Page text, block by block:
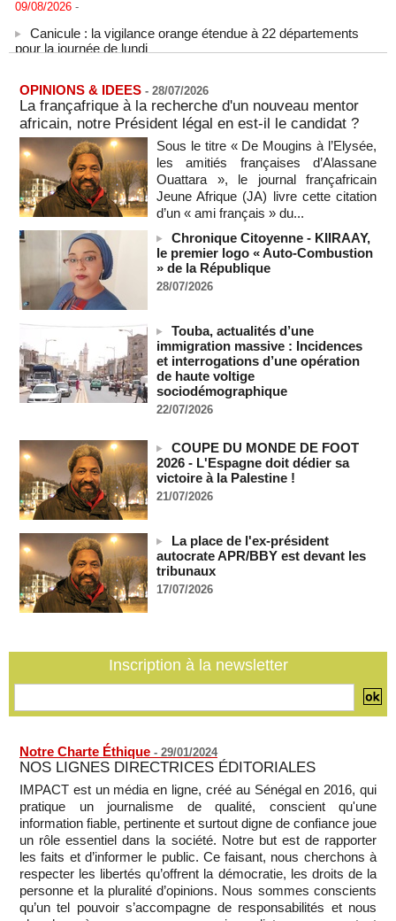
pour la journée de lundi
09/08/2026 -
Biden s’est aggravé, annonce son fils
09/08/2026 -
Des échanges de frappes font cinq morts en Ukraine et en
Russie
09/08/2026 -
L'Iran exige pour rouvrir Ormuz que les Etats-Unis acceptent
"toutes" ses conditions
Iran : « aucune négociation directe » en cours avec les
États-Unis
09/08/2026 -
Chine : plus d’un million de personnes évacuées avant
l’arrivée du typhon Dolphin
09/08/2026
un ancien colistier du Rassemblement national écroué pour
le meurtre présumé de son ex-compagne
09/08/2026 -
Sahel, l’enjeu n’est pas la lutte pour la démocratie mais la
résistance à des puissances décidées à semer le chaos »
(Partie 2 & fin)
09/08/2026 -MOMAR DIENG
Les Émirats arabes unis annoncent que l'Iran a ciblé l'un de
leurs navires avec un missile dans le détroit d'Ormuz
08/08/2026 -
Le bilan des décès liés à la « migration massive » vers
Ceuta s'élève désormais à 14 personnes, selon une autorité
marocaine :
08/08/2026 -
08/08/2026 -MOMO ALADJI
SENEGAL - Les Unes de la presse quotidienne du 8/9 août
08/08/2026 -MOMO ALADJI
OPINIONS & IDEES - 28/07/2026
La françafrique à la recherche d'un nouveau mentor
africain, notre Président légal en est-il le candidat ?
Sous le titre « De Mougins à l’Elysée,
les amitiés françaises d’Alassane
Ouattara », le journal françafricain
Jeune Afrique (JA) livre cette citation
d’un « ami français » du...
Chronique Citoyenne - KIIRAAY,
le premier logo « Auto-Combustion
» de la République
28/07/2026
Touba, actualités d’une
immigration massive : Incidences
et interrogations d’une opération
de haute voltige
sociodémographique
22/07/2026
COUPE DU MONDE DE FOOT
2026 - L'Espagne doit dédier sa
victoire à la Palestine !
21/07/2026
La place de l'ex-président
autocrate APR/BBY est devant les
tribunaux
17/07/2026
Inscription à la newsletter
Notre Charte Éthique - 29/01/2024
NOS LIGNES DIRECTRICES ÉDITORIALES
IMPACT est un média en ligne, créé au Sénégal en 2016, qui
pratique un journalisme de qualité, conscient qu'une
information fiable, pertinente et surtout digne de confiance joue
un rôle essentiel dans la société. Notre but est de rapporter
les faits et d’informer le public. Ce faisant, nous cherchons à
respecter les libertés qu’offrent la démocratie, les droits de la
personne et la pluralité d’opinions. Nous sommes conscients
qu’un tel pouvoir s’accompagne de responsabilités et nous